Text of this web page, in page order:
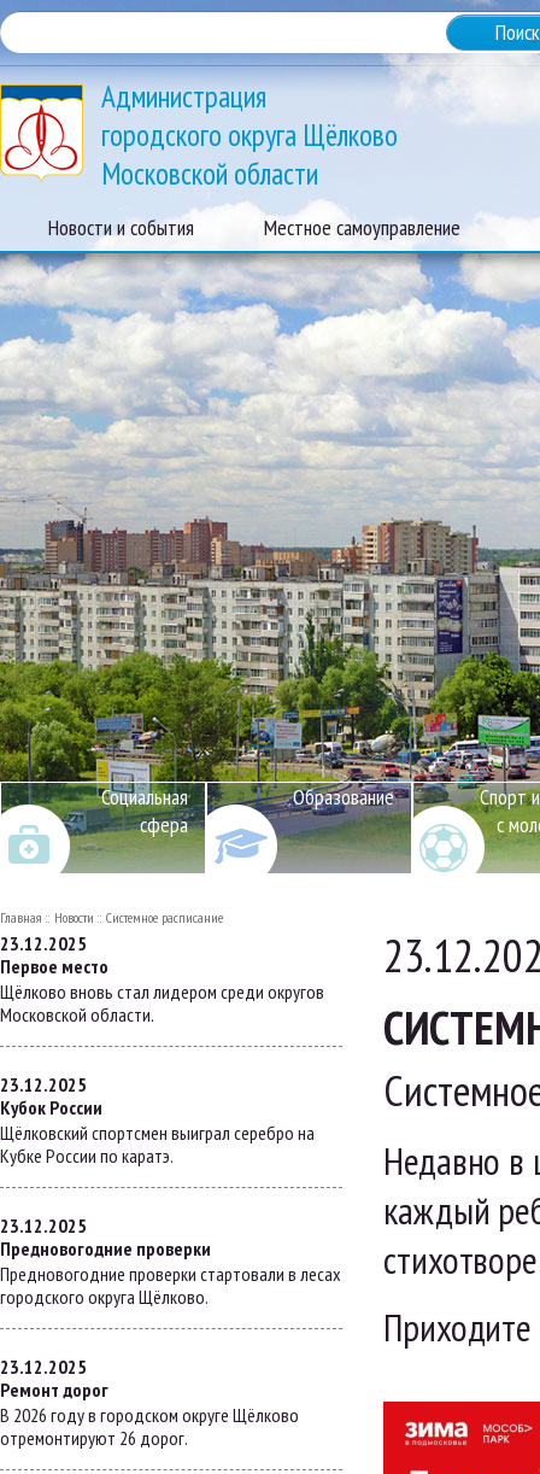
Администрация
городского округа Щёлково
Московской области
Новости и события Местное самоуправление
Социальная
сфера
Образование
Спорт
с
Главная Новости Системное расписание
23.12.2025
Первое место
Щёлково вновь стал лидером среди округов
Московской области.
23.12.2025
Кубок России
Щёлковский спортсмен выиграл серебро на
Кубке России по каратэ.
23.12.2025
Предновогодние проверки
Предновогодние проверки стартовали в лесах
городского округа Щёлково.
23.12.2025
Ремонт дорог
В 2026 году в городском округе Щёлково
отремонтируют 26 дорог.
Недавно в
каждый